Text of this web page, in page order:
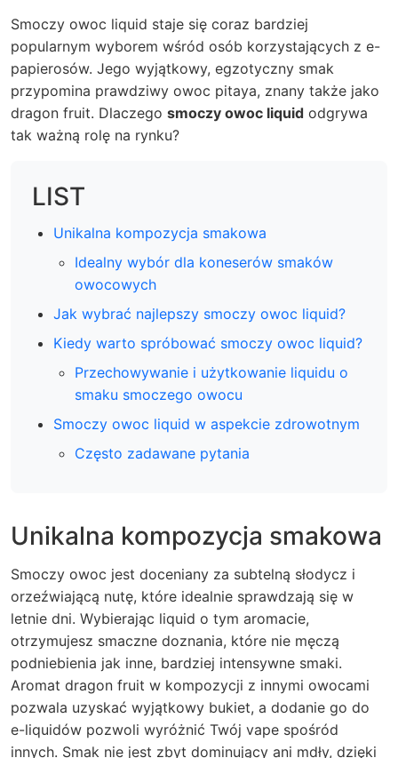
Smoczy owoc liquid staje się coraz bardziej
popularnym wyborem wśród osób korzystających z e-
papierosów. Jego wyjątkowy, egzotyczny smak
przypomina prawdziwy owoc pitaya, znany także jako
dragon fruit. Dlaczego smoczy owoc liquid odgrywa
tak ważną rolę na rynku?
LIST
Unikalna kompozycja smakowa
Idealny wybór dla koneserów smaków
owocowych
Jak wybrać najlepszy smoczy owoc liquid?
Kiedy warto spróbować smoczy owoc liquid?
Przechowywanie i użytkowanie liquidu o
smaku smoczego owocu
Smoczy owoc liquid w aspekcie zdrowotnym
Często zadawane pytania
Unikalna kompozycja smakowa
Smoczy owoc jest doceniany za subtelną słodycz i
orzeźwiającą nutę, które idealnie sprawdzają się w
letnie dni. Wybierając liquid o tym aromacie,
otrzymujesz smaczne doznania, które nie męczą
podniebienia jak inne, bardziej intensywne smaki.
Aromat dragon fruit w kompozycji z innymi owocami
pozwala uzyskać wyjątkowy bukiet, a dodanie go do
e-liquidów pozwoli wyróżnić Twój vape spośród
innych. Smak nie jest zbyt dominujący ani mdły, dzięki